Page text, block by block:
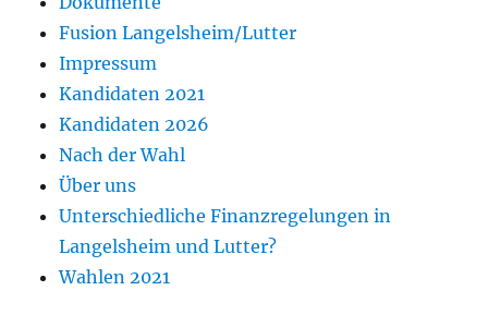
Fusion Langelsheim/Lutter
Impressum
Kandidaten 2021
Kandidaten 2026
Nach der Wahl
Über uns
Unterschiedliche Finanzregelungen in
Langelsheim und Lutter?
Wahlen 2021